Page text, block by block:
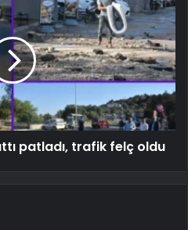
patladı, trafik felç oldu